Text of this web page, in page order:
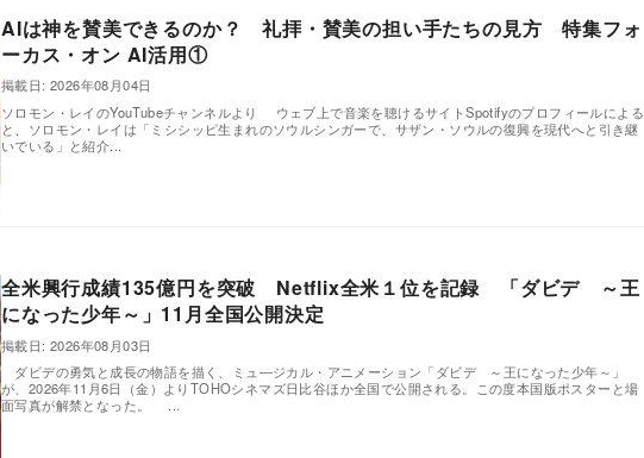
AIは神を賛美できるのか？ 礼拝・賛美の担い手たちの見方 特集フォ
ーカス・オン AI活用①
掲載日: 2026年08月04日
ソロモン・レイのYouTubeチャンネルより ウェブ上で音楽を聴けるサイトSpotifyのプロフィールによる
と、ソロモン・レイは「ミシシッピ生まれのソウルシンガーで、サザン・ソウルの復興を現代へと引き継
いでいる」と紹介...
全米興行成績135億円を突破 Netflix全米１位を記録 「ダビデ ～王
になった少年～」11月全国公開決定
掲載日: 2026年08月03日
ダビデの勇気と成長の物語を描く、ミュ―ジカル・アニメーション「ダビデ ～王になった少年～」
が、2026年11月6日（金）よりTOHOシネマズ日比谷ほか全国で公開される。この度本国版ポスターと場
面写真が解禁となった。 ...